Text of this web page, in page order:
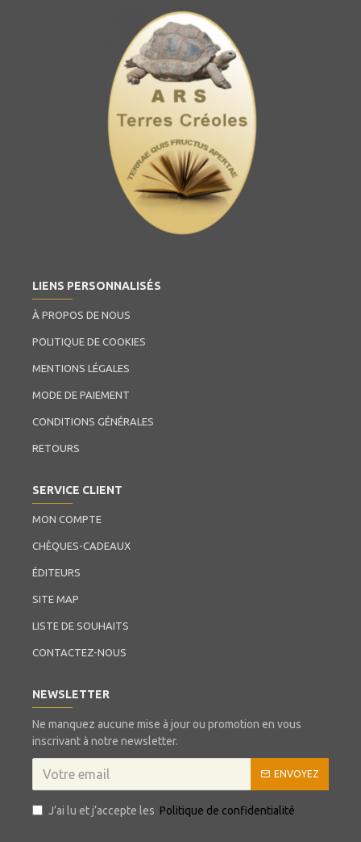
LIENS PERSONNALISÉS
À PROPOS DE NOUS
POLITIQUE DE COOKIES
MENTIONS LÉGALES
MODE DE PAIEMENT
CONDITIONS GÉNÉRALES
RETOURS
SERVICE CLIENT
MON COMPTE
CHÈQUES-CADEAUX
ÉDITEURS
SITE MAP
LISTE DE SOUHAITS
CONTACTEZ-NOUS
NEWSLETTER
Ne manquez aucune mise à jour ou promotion en vous
inscrivant à notre newsletter.
ENVOYEZ
J’ai lu et j’accepte les Politique de confidentialité